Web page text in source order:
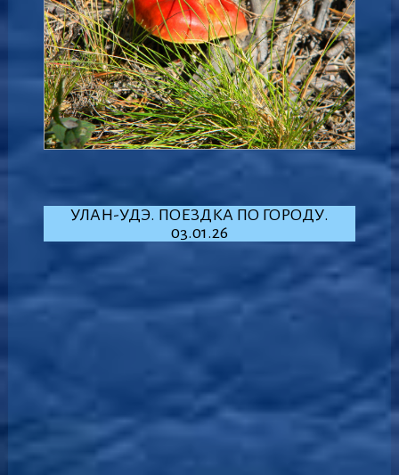
УЛАН-УДЭ. ПОЕЗДКА ПО ГОРОДУ.
03.01.26